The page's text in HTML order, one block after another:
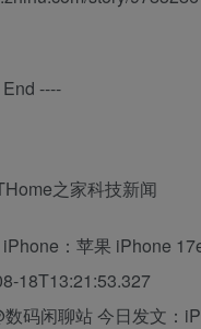
----
之家科技新闻
：苹果 iPhone
18T13:21:53.327
数码闲聊站 今日发文：